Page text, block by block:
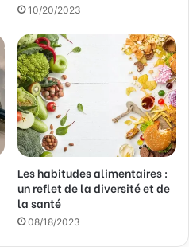
10/20/2023
Les habitudes alimentaires :
un reflet de la diversité et de
la santé
08/18/2023